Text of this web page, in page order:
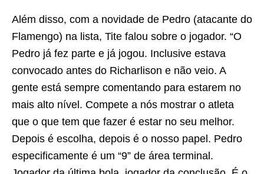
Além disso, com a novidade de Pedro (atacante do
Flamengo) na lista, Tite falou sobre o jogador. “O
Pedro já fez parte e já jogou. Inclusive estava
convocado antes do Richarlison e não veio. A
gente está sempre comentando para estarem no
mais alto nível. Compete a nós mostrar o atleta
que o que tem que fazer é estar no seu melhor.
Depois é escolha, depois é o nosso papel. Pedro
especificamente é um “9” de área terminal.